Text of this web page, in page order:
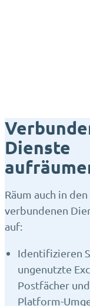
Dienste
Räum auch in den
verbundenen
auf:
Identifizieren
ungenutzte
Postfächer
Platform-